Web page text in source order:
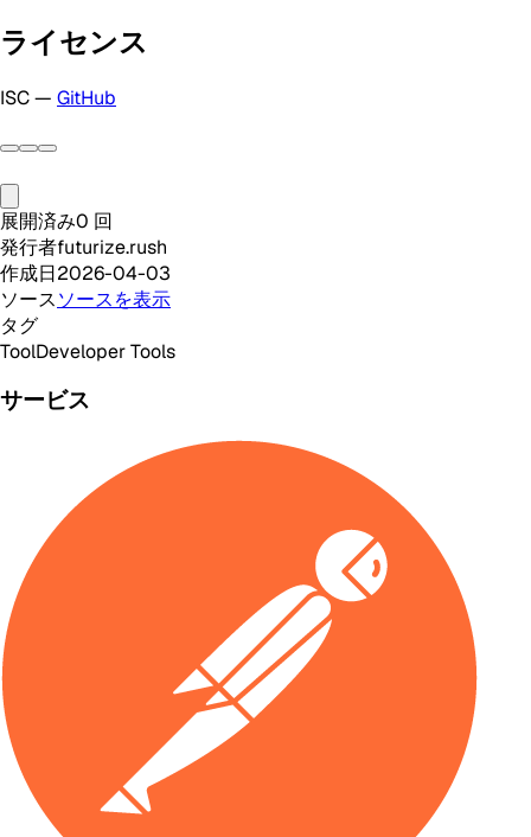
ライセンス
ISC — GitHub
展開済み0 回
発行者futurize.rush
作成日2026-04-03
ソースソースを表示
タグ
ToolDeveloper Tools
サービス